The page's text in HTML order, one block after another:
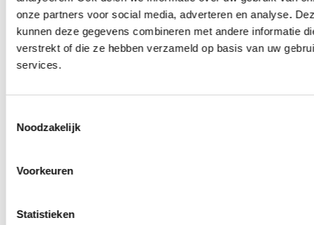
onze partners voor social media, adverteren en analyse.
kunnen deze gegevens combineren met andere informatie
verstrekt of die ze hebben verzameld op basis van uw
services.
Noodzakelijk
Voorkeuren
Statistieken